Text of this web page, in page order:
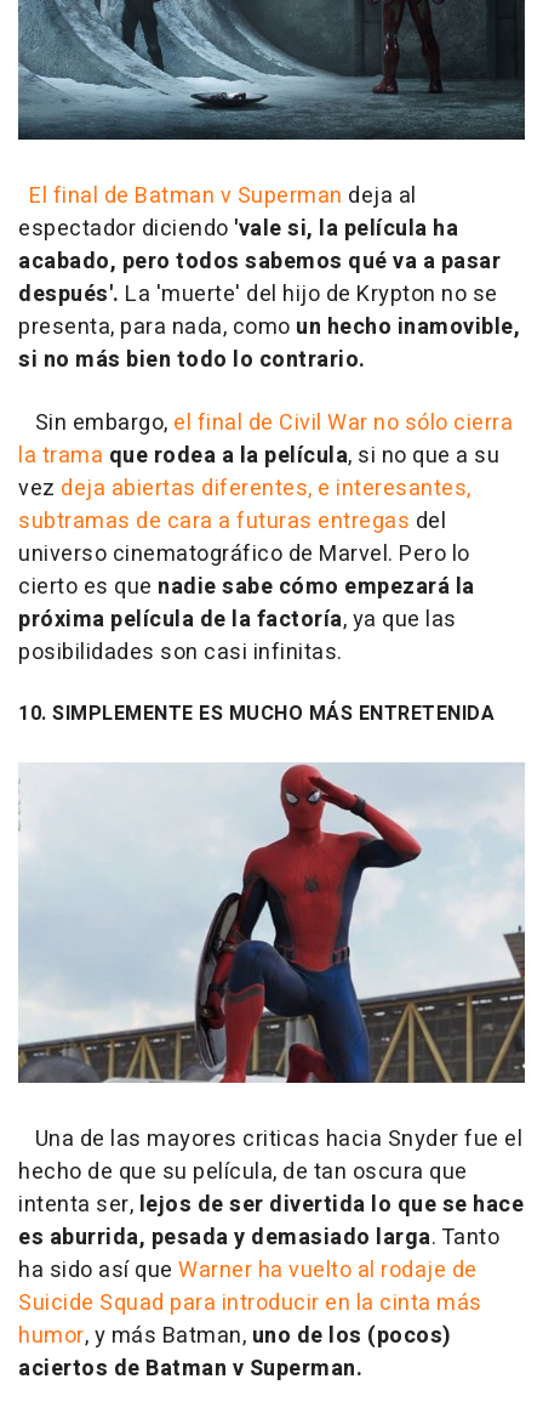
El final de Batman v Superman deja al
espectador diciendo 'vale si, la película ha
acabado, pero todos sabemos qué va a pasar
después'. La 'muerte' del hijo de Krypton no se
presenta, para nada, como un hecho inamovible,
si no más bien todo lo contrario.
Sin embargo, el final de Civil War no sólo cierra
la trama que rodea a la película, si no que a su
vez deja abiertas diferentes, e interesantes,
subtramas de cara a futuras entregas del
universo cinematográfico de Marvel. Pero lo
cierto es que nadie sabe cómo empezará la
próxima película de la factoría, ya que las
posibilidades son casi infinitas.
10. SIMPLEMENTE ES MUCHO MÁS ENTRETENIDA
Una de las mayores criticas hacia Snyder fue el
hecho de que su película, de tan oscura que
intenta ser, lejos de ser divertida lo que se hace
es aburrida, pesada y demasiado larga. Tanto
ha sido así que Warner ha vuelto al rodaje de
Suicide Squad para introducir en la cinta más
humor, y más Batman, uno de los (pocos)
aciertos de Batman v Superman.